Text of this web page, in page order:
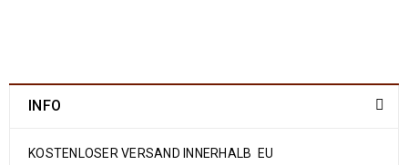
INFO
KOSTENLOSER VERSAND INNERHALB EU